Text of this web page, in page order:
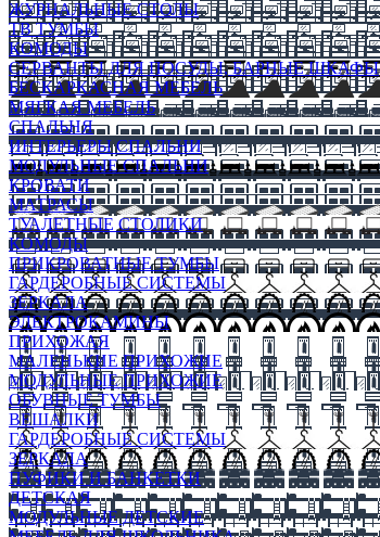
ЖУРНАЛЬНЫЕ СТОЛЫ
ТВ ТУМБЫ
КОМОДЫ
СЕРВАНТЫ ДЛЯ ПОСУДЫ, БАРНЫЕ ШКАФЫ
БЕСКАРКАСНАЯ МЕБЕЛЬ
МЯГКАЯ МЕБЕЛЬ
СПАЛЬНЯ
ИНТЕРЬЕРЫ СПАЛЬНИ
МОДУЛЬНЫЕ СПАЛЬНИ
КРОВАТИ
МАТРАСЫ
ТУАЛЕТНЫЕ СТОЛИКИ
КОМОДЫ
ПРИКРОВАТНЫЕ ТУМБЫ
ГАРДЕРОБНЫЕ СИСТЕМЫ
ЗЕРКАЛА
ЭЛЕКТРОКАМИНЫ
ПРИХОЖАЯ
МАЛЕНЬКИЕ ПРИХОЖИЕ
МОДУЛЬНЫЕ ПРИХОЖИЕ
ОБУВНЫЕ ТУМБЫ
ВЕШАЛКИ
ГАРДЕРОБНЫЕ СИСТЕМЫ
ЗЕРКАЛА
ПУФИКИ И БАНКЕТКИ
ДЕТСКАЯ
МОДУЛЬНЫЕ ДЕТСКИЕ